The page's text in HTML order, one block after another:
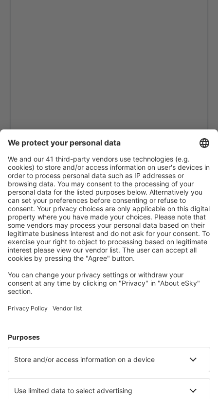
Ronneby Airport (RNB)
Salen Scandinavian Mountains Apt. (SCR)
Skelleftea Airport (SFT)
Stockholm
Malmo Sturup (MMX)
Sundsvall Harnosand (SDL)
Sveg Airport (EVG)
Torsby Apt. (TYF)
Trollhättan-Vänersborg Airport (THN)
Umea Airport (UME)
Vilhelmina Airport (VHM)
Visby Airport (VBY)
Stockholm